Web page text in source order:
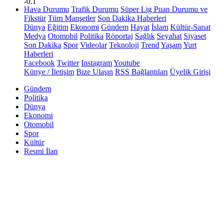
Hava Durumu Trafik Durumu Süper Lig Puan Durumu ve
Fikstür Tüm Manşetler Son Dakika Haberleri
Dünya Eğitim Ekonomi Gündem Hayat İslam Kültür-Sanat
Medya Otomobil Politika Röportaj Sağlık Seyahat Siyaset
Son Dakika Spor Videolar Teknoloji Trend YaşamYurt
Haberleri
Facebook Twitter InstagramYoutube
Künye / İletişim Bize Ulaşın RSS Bağlantıları Üyelik Girişi
Gündem
Politika
Dünya
Ekonomi
Otomobil
Spor
Kültür
Resmi İlan